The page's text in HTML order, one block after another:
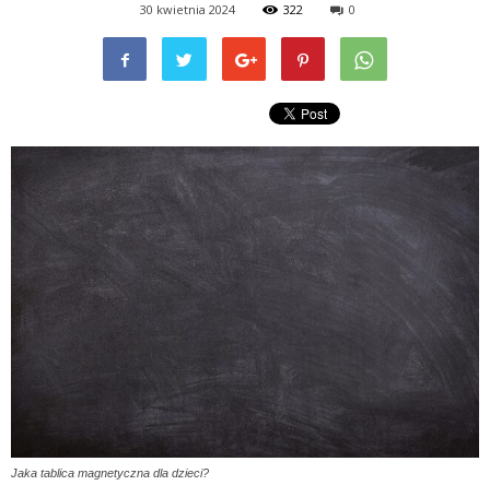
30 kwietnia 2024 322 0
Jaka tablica magnetyczna dla dzieci?